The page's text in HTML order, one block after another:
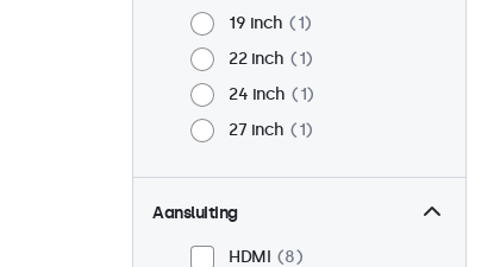
19 inch
1
22 inch
1
24 inch
1
27 inch
1
Aansluiting
HDMI
8